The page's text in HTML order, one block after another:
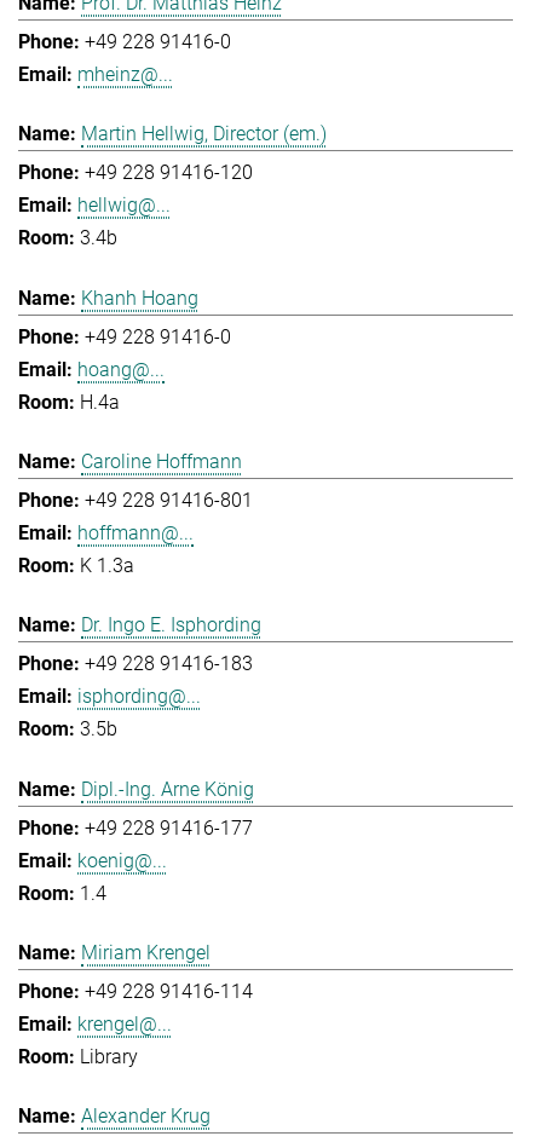
+49 228 91416-0
mheinz@...
Martin Hellwig, Director (em.)
+49 228 91416-120
hellwig@...
3.4b
Khanh Hoang
+49 228 91416-0
hoang@...
H.4a
Caroline Hoffmann
+49 228 91416-801
hoffmann@...
K 1.3a
Dr. Ingo E. Isphording
+49 228 91416-183
isphording@...
3.5b
Dipl.-Ing. Arne König
+49 228 91416-177
koenig@...
1.4
Miriam Krengel
+49 228 91416-114
krengel@...
Library
Alexander Krug